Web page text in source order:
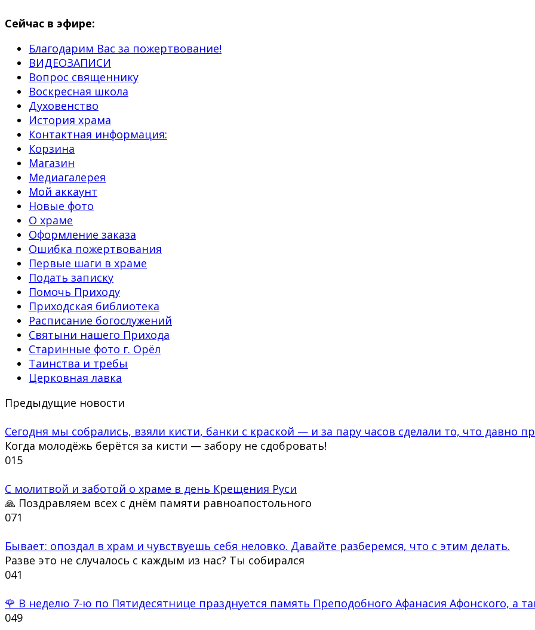
Сейчас в эфире:
Благодарим Вас за пожертвование!
ВИДЕОЗАПИСИ
Вопрос священнику
Воскресная школа
Духовенство
История храма
Контактная информация:
Корзина
Магазин
Медиагалерея
Мой аккаунт
Новые фото
О храме
Оформление заказа
Ошибка пожертвования
Первые шаги в храме
Подать записку
Помочь Приходу
Приходская библиотека
Расписание богослужений
Святыни нашего Прихода
Старинные фото г. Орёл
Таинства и требы
Церковная лавка
Предыдущие новости
Сегодня мы собрались, взяли кисти, банки с краской — и за пару часов сделали то, что давно
Когда молодёжь берётся за кисти — забору не сдобровать!
015
С молитвой и заботой о храме в день Крещения Руси
🙏 Поздравляем всех с днём памяти равноапостольного
071
Бывает: опоздал в храм и чувствуешь себя неловко. Давайте разберемся, что с этим делать.
Разве это не случалось с каждым из нас? Ты собирался
041
🌹 В неделю 7-ю по Пятидесятнице празднуется память Преподобного Афанасия Афонского, а
049